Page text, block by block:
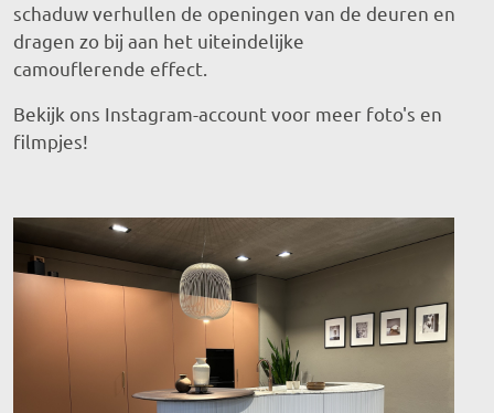
schaduw verhullen de openingen van de deuren en
dragen zo bij aan het uiteindelijke
camouflerende effect.
Bekijk ons Instagram-account voor meer foto's en
filmpjes!